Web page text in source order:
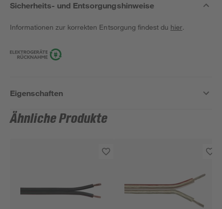
Sicherheits- und Entsorgungshinweise
Informationen zur korrekten Entsorgung findest du hier.
Eigenschaften
Ähnliche Produkte